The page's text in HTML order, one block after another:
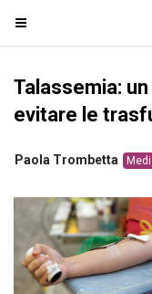
T
o
l
n
v
a
Talassemia:
evitare le
Paola Trombetta